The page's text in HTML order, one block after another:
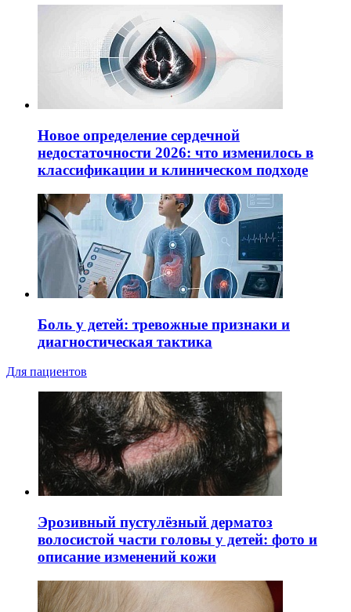
Новое определение сердечной
недостаточности 2026: что изменилось в
классификации и клиническом подходе
Боль у детей: тревожные признаки и
диагностическая тактика
Для пациентов
Эрозивный пустулёзный дерматоз
волосистой части головы у детей: фото и
описание изменений кожи